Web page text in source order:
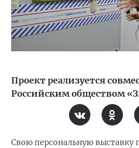
Проект реализуется
Российским обществом
Свою персональную выставку